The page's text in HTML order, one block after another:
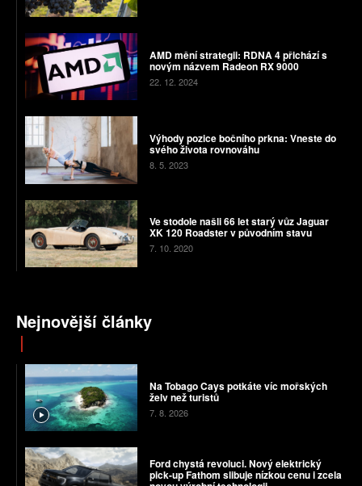
AMD mění strategii: RDNA 4 přichází s
novým názvem Radeon RX 9000
22. 12. 2024
Výhody pozice bočního prkna: Vneste do
svého života rovnováhu
8. 5. 2023
Ve stodole našli 66 let starý vůz Jaguar
XK 120 Roadster v původním stavu
7. 10. 2020
Nejnovější články
Na Tobago Cays potkáte víc mořských
želv než turistů
7. 8. 2026
Ford chystá revoluci. Nový elektrický
pick-up Fathom slibuje nízkou cenu i zcela